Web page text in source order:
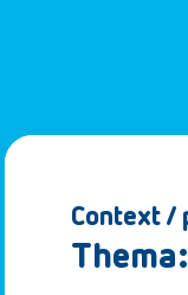
Context /
Thema: